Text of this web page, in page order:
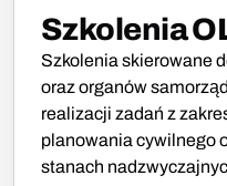
Szkolenia
Szkolenia skierowane
oraz organów
realizacji zadań z
planowania cywilnego
stanach